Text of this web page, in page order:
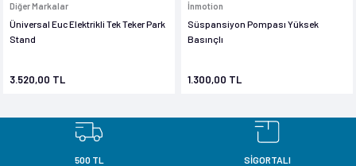
V8S
Ks-N12 Pro Scooter
Diğer Markalar
Üniversal Euc Elektrikli Tek Teker Park
Stand
3.520,00 TL
İnmotion
Süspansiyon Pompası Yüksek
Basınçlı
1.300,00 TL
500 TL
SİGORTALI